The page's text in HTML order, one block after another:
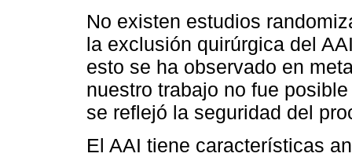
No existen estudios
la exclusión quirúrgica del
esto se ha observado en
nuestro trabajo no fue
se reflejó la seguridad del
El AAI tiene características